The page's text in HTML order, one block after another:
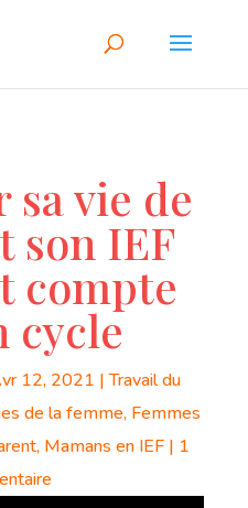
sa vie de
son IEF
compte
cycle
12, 2021 |Travail du
de la femme, Femmes
, Mamans en IEF| 1